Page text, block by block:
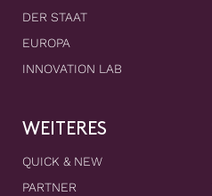
DER STAAT
EUROPA
INNOVATION LAB
WEITERES
QUICK & NEW
PARTNER